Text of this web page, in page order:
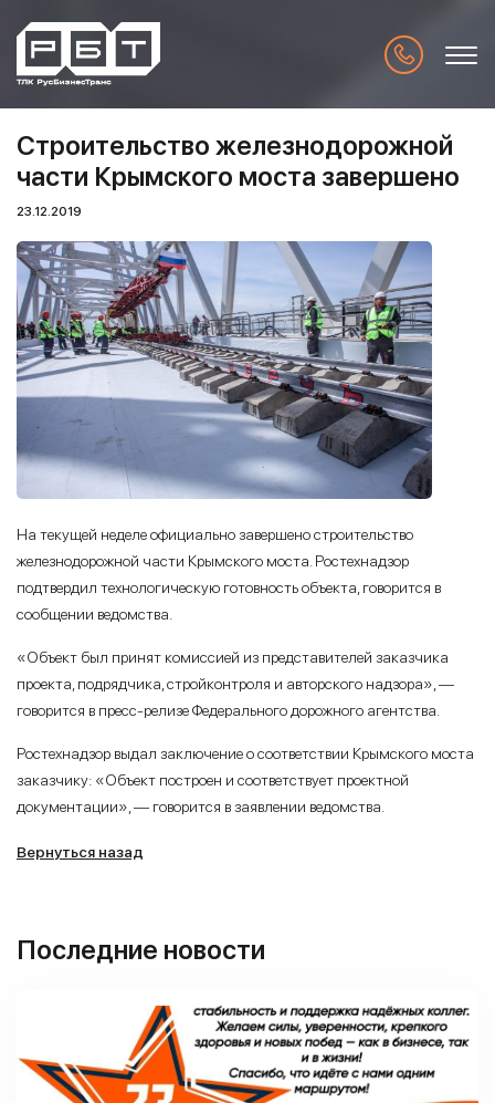
Строительство железнодорожной
части Крымского моста завершено
23.12.2019
На текущей неделе официально завершено строительство
железнодорожной части Крымского моста. Ростехнадзор
подтвердил технологическую готовность объекта, говорится в
сообщении ведомства.
«Объект был принят комиссией из представителей заказчика
проекта, подрядчика, стройконтроля и авторского надзора», —
говорится в пресс-релизе Федерального дорожного агентства.
Ростехнадзор выдал заключение о соответствии Крымского моста
заказчику: «Объект построен и соответствует проектной
документации», — говорится в заявлении ведомства.
Вернуться назад
Последние новости